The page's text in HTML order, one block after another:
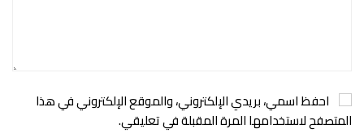
احفظ اسمي، بريدي الإلكتروني، والموقع الإلكتروني في هذا
المتصفح لاستخدامها المرة المقبلة في تعليقي.